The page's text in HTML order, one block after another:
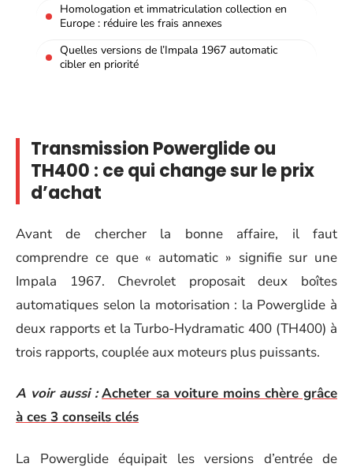
Homologation et immatriculation collection en
Europe : réduire les frais annexes
Quelles versions de l’Impala 1967 automatic
cibler en priorité
Transmission Powerglide ou
TH400 : ce qui change sur le prix
d’achat
Avant de chercher la bonne affaire, il faut
comprendre ce que « automatic » signifie sur une
Impala 1967. Chevrolet proposait deux boîtes
automatiques selon la motorisation : la Powerglide à
deux rapports et la Turbo-Hydramatic 400 (TH400) à
trois rapports, couplée aux moteurs plus puissants.
A voir aussi : Acheter sa voiture moins chère grâce
à ces 3 conseils clés
La Powerglide équipait les versions d’entrée de